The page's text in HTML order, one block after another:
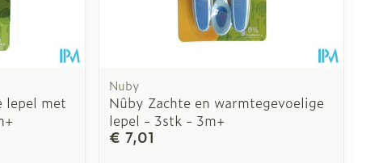
lepel met
Nuby
Nûby Zachte en warmtegevoelige
lepel - 3stk - 3m+
€ 7,01